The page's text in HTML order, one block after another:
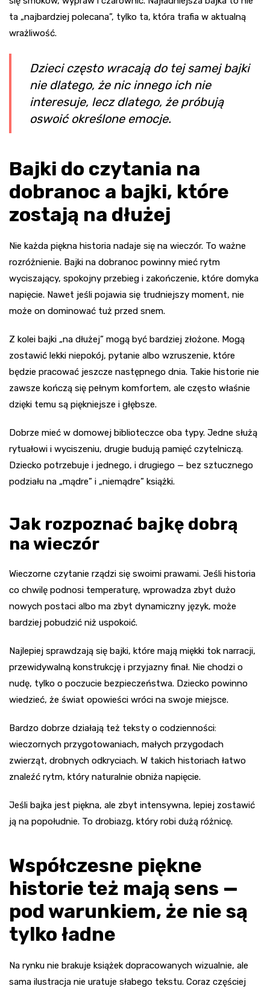
ta „najbardziej polecana”, tylko ta, która trafia w aktualną
wrażliwość.
Dzieci często wracają do tej samej bajki
nie dlatego, że nic innego ich nie
interesuje, lecz dlatego, że próbują
oswoić określone emocje.
Bajki do czytania na
dobranoc a bajki, które
zostają na dłużej
Nie każda piękna historia nadaje się na wieczór. To ważne
rozróżnienie. Bajki na dobranoc powinny mieć rytm
wyciszający, spokojny przebieg i zakończenie, które domyka
napięcie. Nawet jeśli pojawia się trudniejszy moment, nie
może on dominować tuż przed snem.
Z kolei bajki „na dłużej” mogą być bardziej złożone. Mogą
zostawić lekki niepokój, pytanie albo wzruszenie, które
będzie pracować jeszcze następnego dnia. Takie historie nie
zawsze kończą się pełnym komfortem, ale często właśnie
dzięki temu są piękniejsze i głębsze.
Dobrze mieć w domowej biblioteczce oba typy. Jedne służą
rytuałowi i wyciszeniu, drugie budują pamięć czytelniczą.
Dziecko potrzebuje i jednego, i drugiego — bez sztucznego
podziału na „mądre” i „niemądre” książki.
Jak rozpoznać bajkę dobrą
na wieczór
Wieczorne czytanie rządzi się swoimi prawami. Jeśli historia
co chwilę podnosi temperaturę, wprowadza zbyt dużo
nowych postaci albo ma zbyt dynamiczny język, może
bardziej pobudzić niż uspokoić.
Najlepiej sprawdzają się bajki, które mają miękki tok narracji,
przewidywalną konstrukcję i przyjazny finał. Nie chodzi o
nudę, tylko o poczucie bezpieczeństwa. Dziecko powinno
wiedzieć, że świat opowieści wróci na swoje miejsce.
Bardzo dobrze działają też teksty o codzienności:
wieczornych przygotowaniach, małych przygodach
zwierząt, drobnych odkryciach. W takich historiach łatwo
znaleźć rytm, który naturalnie obniża napięcie.
Jeśli bajka jest piękna, ale zbyt intensywna, lepiej zostawić
ją na popołudnie. To drobiazg, który robi dużą różnicę.
Współczesne piękne
historie też mają sens —
pod warunkiem, że nie są
tylko ładne
Na rynku nie brakuje książek dopracowanych wizualnie, ale
sama ilustracja nie uratuje słabego tekstu. Coraz częściej